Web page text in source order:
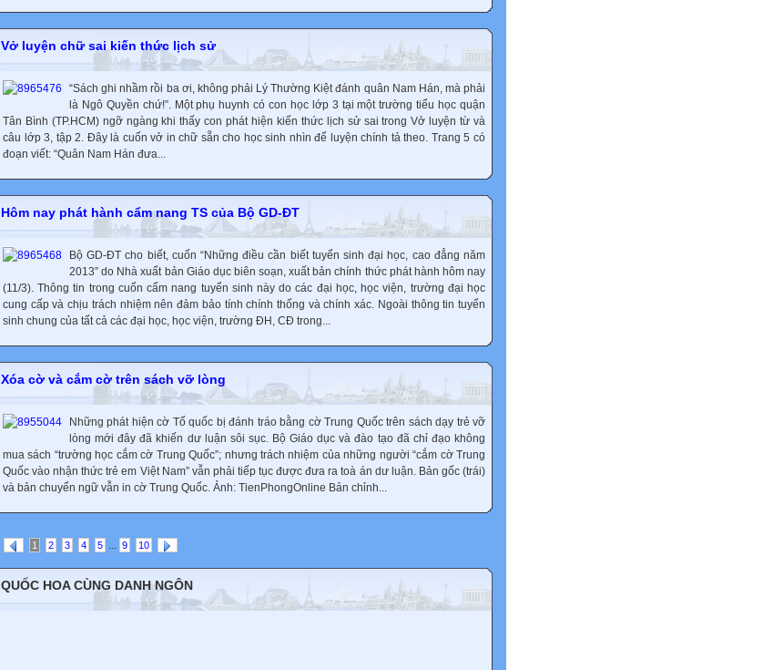
Vở luyện chữ sai kiến thức lịch sử
“Sách ghi nhầm rồi ba ơi, không phải Lý Thường Kiệt đánh quân Nam Hán, mà phải
là Ngô Quyền chứ!”. Một phụ huynh có con học lớp 3 tại một trường tiểu học quận
Tân Bình (TP.HCM) ngỡ ngàng khi thấy con phát hiện kiến thức lịch sử sai trong Vở luyện từ và
câu lớp 3, tập 2. Đây là cuốn vở in chữ sẵn cho học sinh nhìn để luyện chính tả theo. Trang 5 có
đoạn viết: “Quân Nam Hán đưa...
Hôm nay phát hành cẩm nang TS của Bộ GD-ĐT
Bộ GD-ĐT cho biết, cuốn “Những điều cần biết tuyển sinh đại học, cao đẳng năm
2013” do Nhà xuất bản Giáo dục biên soạn, xuất bản chính thức phát hành hôm nay
(11/3). Thông tin trong cuốn cẩm nang tuyển sinh này do các đại học, học viện, trường đại học
cung cấp và chịu trách nhiệm nên đảm bảo tính chính thống và chính xác. Ngoài thông tin tuyển
sinh chung của tất cả các đại học, học viện, trường ĐH, CĐ trong...
Xóa cờ và cắm cờ trên sách vỡ lòng
Những phát hiện cờ Tổ quốc bị đánh tráo bằng cờ Trung Quốc trên sách dạy trẻ vỡ
lòng mới đây đã khiến dư luận sôi sục. Bộ Giáo dục và đào tạo đã chỉ đạo không
mua sách “trường học cắm cờ Trung Quốc”; nhưng trách nhiệm của những người “cắm cờ Trung
Quốc vào nhận thức trẻ em Việt Nam” vẫn phải tiếp tục được đưa ra toà án dư luận. Bản gốc (trái)
và bản chuyển ngữ vẫn in cờ Trung Quốc. Ảnh: TienPhongOnline Bản chỉnh...
1 2 3 4 5 ... 9 10
QUỐC HOA CÙNG DANH NGÔN